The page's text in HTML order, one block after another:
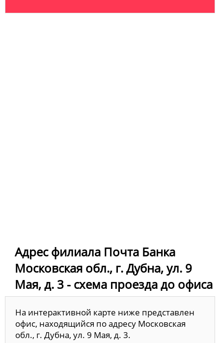
Адрес филиала Почта Банка
Московская обл., г. Дубна, ул. 9
Мая, д. 3 - схема проезда до офиса
На интерактивной карте ниже представлен
офис, находящийся по адресу Московская
обл., г. Дубна, ул. 9 Мая, д. 3.